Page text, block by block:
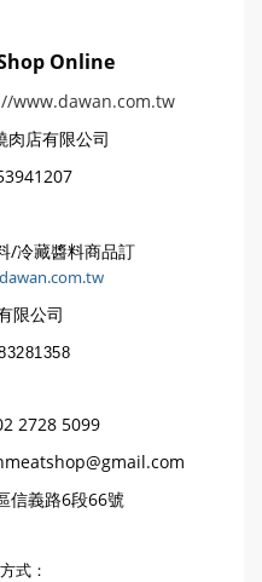
Online
www.dawan.com.tw
肉店有限公司
/冷藏醬料商品訂
限公司
2728 5099
信義路6段66號
式：